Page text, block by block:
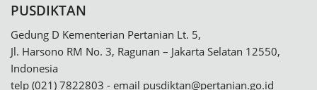
PUSDIKTAN
Gedung D Kementerian Pertanian Lt. 5,
Jl. Harsono RM No. 3, Ragunan – Jakarta Selatan 12550,
Indonesia
telp (021) 7822803 - email pusdiktan@pertanian.go.id